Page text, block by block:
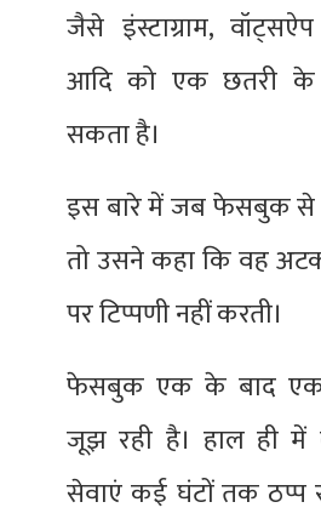
जैसे इंस्टाग्राम,
आदि को एक छतरी के
सकता है।
इस बारे में जब फेसबुक से
तो उसने कहा कि वह
पर टिप्पणी नहीं करती।
फेसबुक एक के बाद
जूझ रही है। हाल ही
सेवाएं कई घंटों तक ठप्प